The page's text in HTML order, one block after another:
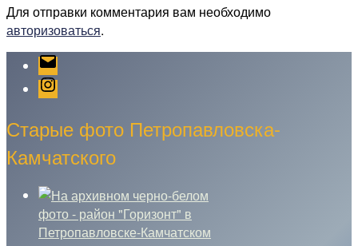
Для отправки комментария вам необходимо
авторизоваться.
Email
Instagram
Старые фото Петропавловска-
Камчатского